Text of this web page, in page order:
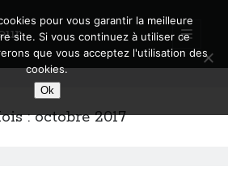
open
primary
menu
:octobre 2017
pour vous garantir la meilleure
site. Si vous continuez à utiliser ce
que vous acceptez l'utilisation des
cookies.
Ok